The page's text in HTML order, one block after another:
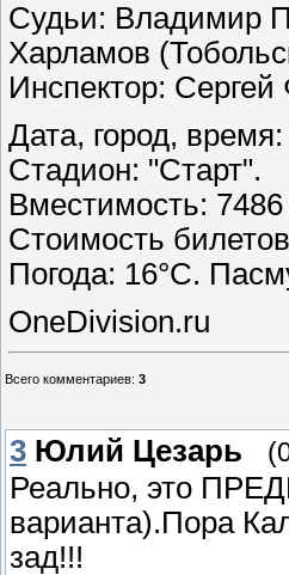
Судьи: Владимир
Харламов
Инспектор:
Дата, город,
Стадион: "Старт".
Вместимость: 7486
Стоимость
Погода: 16°C.
OneDivision.ru
Всего комментариев: 3
3 Юлий Цезарь
Реально, это
варианта).Пора
зад!!!